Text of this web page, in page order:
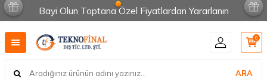
Bayi Olun Toptana Özel Fiyatlardan Yararlanın
ARA
0